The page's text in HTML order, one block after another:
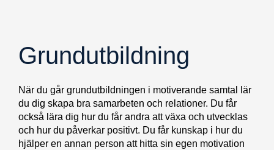
Grundutbildning
När du går grundutbildningen i motiverande samtal lär
du dig skapa bra samarbeten och relationer. Du får
också lära dig hur du får andra att växa och utvecklas
och hur du påverkar positivt. Du får kunskap i hur du
hjälper en annan person att hitta sin egen motivation